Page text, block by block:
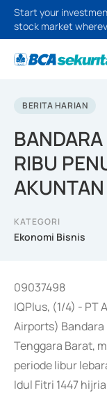
Start your
stock market
BERITA HARIAN
RIBU
KATEGORI
Ekonomi Bisnis
09037498
IQPlus, (1/4) - PT
Airports)
Tenggara Barat,
periode libur
Idul Fitri 1447